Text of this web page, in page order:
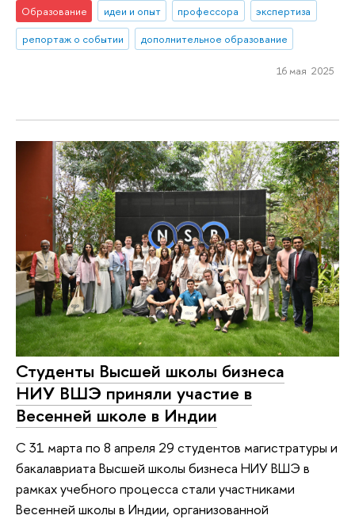
Образование идеи и опыт профессора
экспертиза
репортаж о событии
дополнительное образование
16 мая 2025
Студенты Высшей школы бизнеса
НИУ ВШЭ приняли участие в
Весенней школе в Индии
С 31 марта по 8 апреля 29 студентов магистратуры и
бакалавриата Высшей школы бизнеса НИУ ВШЭ в
рамках учебного процесса стали участниками
Весенней школы в Индии, организованной